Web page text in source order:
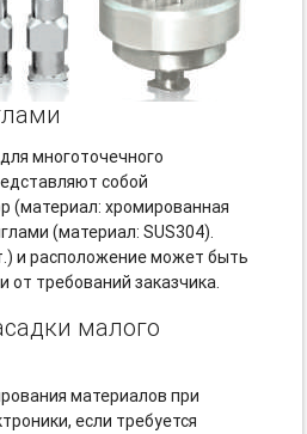
многоточечного
собой
(материал: хромированная
(материал: SUS304).
и расположение может быть
от требований заказчика.
малого
материалов при
если требуется